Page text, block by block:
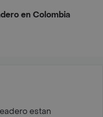
en Colombia
estan